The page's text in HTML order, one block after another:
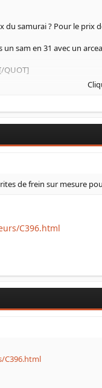
samurai ? Pour le prix
sam en 31 avec un
[/QUOT]
de rester dans
ma copine et le tchiot
lui aurait fait du bien ceci
de frein sur mesure
C396.html
C396.html